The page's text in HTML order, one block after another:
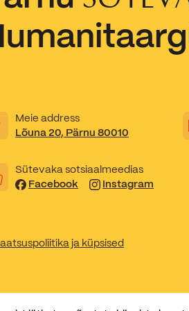
Kooliõde ja
Meie address
Lõuna 20, Pärnu 80010
Sütevaka sotsiaalmeedias
Facebook
Instagram
ja küpsised